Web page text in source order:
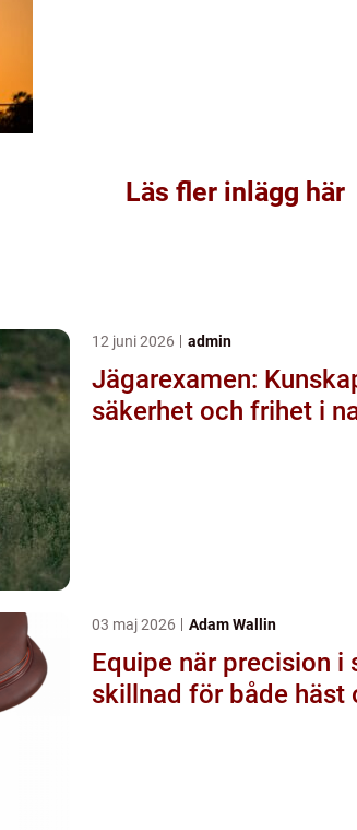
Läs fler inlägg här
12 juni 2026 admin
Jägarexamen:
säkerhet och frihet i
03 maj 2026 Adam Wallin
Equipe när precision i sadeln gör
skillnad för både häst